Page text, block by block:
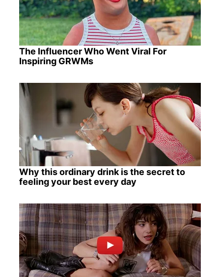
The Influencer Who Went Viral For
Inspiring GRWMs
Why this ordinary drink is the secret to
feeling your best every day